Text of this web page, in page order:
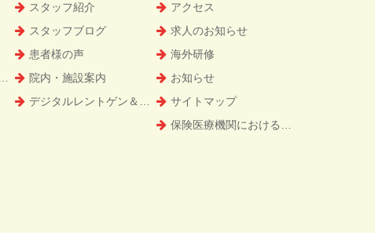
スタッフ紹介
スタッフブログ
患者様の声
院内・施設案内
デジタルレントゲン＆CT
アクセス
求人のお知らせ
海外研修
お知らせ
サイトマップ
保険医療機関における書面掲示